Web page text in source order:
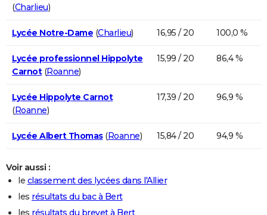
(Charlieu)
Lycée Notre-Dame (Charlieu) 16,95 / 20 100,0 %
Lycée professionnel Hippolyte
Carnot(Roanne)
15,99 / 20 86,4 %
Lycée Hippolyte Carnot
(Roanne)
17,39 / 20 96,9 %
Lycée Albert Thomas(Roanne) 15,84 / 20 94,9 %
Voir aussi :
le classement des lycées dans l'Allier
les résultats du bac à Bert
les résultats du brevet à Bert